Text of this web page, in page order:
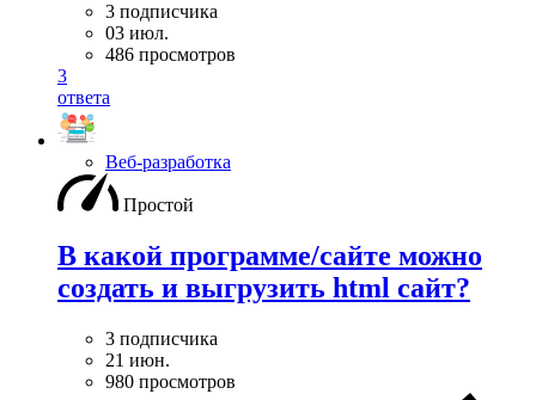
3 подписчика
03 июл.
486 просмотров
3
ответа
Веб-разработка
Простой
В какой программе/сайте можно
создать и выгрузить html сайт?
3 подписчика
21 июн.
980 просмотров